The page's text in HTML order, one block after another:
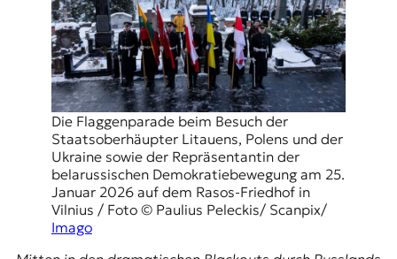
Die Flaggenparade beim Besuch der
Staatsoberhäupter Litauens, Polens und der
Ukraine sowie der Repräsentantin der
belarussischen Demokratiebewegung am 25.
Januar 2026 auf dem Rasos-Friedhof in
Vilnius / Foto © Paulius Peleckis/ Scanpix/
Imago